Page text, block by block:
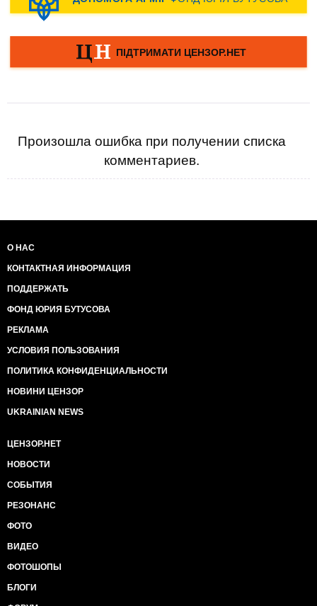
Произошла ошибка при получении списка
комментариев.
О НАС
КОНТАКТНАЯ ИНФОРМАЦИЯ
ПОДДЕРЖАТЬ
ФОНД ЮРИЯ БУТУСОВА
РЕКЛАМА
УСЛОВИЯ ПОЛЬЗОВАНИЯ
ПОЛИТИКА КОНФИДЕНЦИАЛЬНОСТИ
НОВИНИ ЦЕНЗОР
UKRAINIAN NEWS
ЦЕНЗОР.НЕТ
НОВОСТИ
СОБЫТИЯ
РЕЗОНАНС
ФОТО
ВИДЕО
ФОТОШОПЫ
БЛОГИ